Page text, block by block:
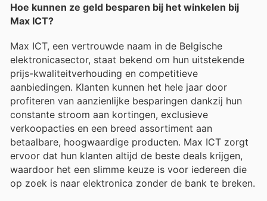
Hoe kunnen ze geld besparen bij het winkelen bij
Max ICT?
Max ICT, een vertrouwde naam in de Belgische
elektronicasector, staat bekend om hun uitstekende
prijs-kwaliteitverhouding en competitieve
aanbiedingen. Klanten kunnen het hele jaar door
profiteren van aanzienlijke besparingen dankzij hun
constante stroom aan kortingen, exclusieve
verkoopacties en een breed assortiment aan
betaalbare, hoogwaardige producten. Max ICT zorgt
ervoor dat hun klanten altijd de beste deals krijgen,
waardoor het een slimme keuze is voor iedereen die
op zoek is naar elektronica zonder de bank te breken.